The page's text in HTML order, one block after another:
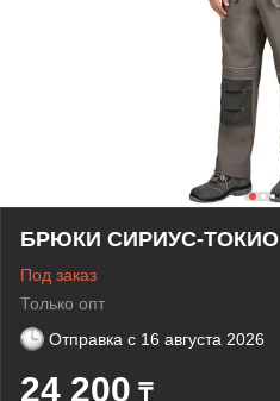
БРЮКИ СИРИУС-ТОКИО
Под заказ
Только опт
Отправка с 16 августа 2026
24 200 ₸